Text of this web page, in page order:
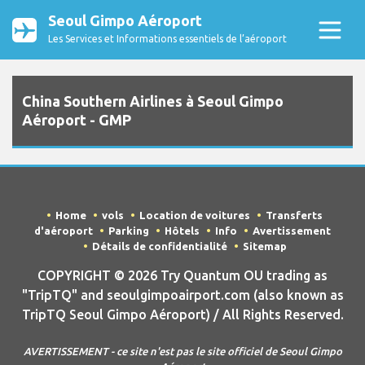
Seoul Gimpo Aéroport
Les Services et Informations essentiels de l’aéroport
China Southern Airlines à Seoul Gimpo
Aéroport - GMP
Home vols Location de voitures
Transferts
d'aéroport
Parking Hôtels Info
Avertissement
Détails de confidentialité
Sitemap
COPYRIGHT © 2026 Try Quantum OU trading as
"TripTQ" and seoulgimpoairport.com (also known as
TripTQ Seoul Gimpo Aéroport) / All Rights Reserved.
AVERTISSEMENT - ce site n'est pas le site officiel de Seoul Gimpo